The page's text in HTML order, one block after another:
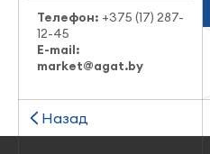
Телефон: +375 (17) 287-
12-45
E-mail:
market@agat.by
Назад